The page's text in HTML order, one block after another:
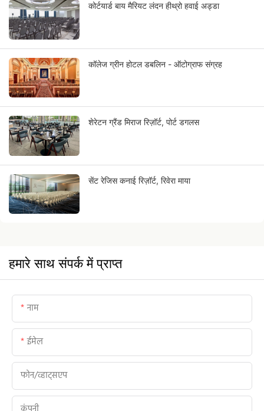
कोर्टयार्ड बाय मैरियट लंदन हीथ्रो हवाई अड्डा
कॉलेज ग्रीन होटल डबलिन - ऑटोग्राफ संग्रह
शेरेटन ग्रैंड मिराज रिज़ॉर्ट, पोर्ट डगलस
सेंट रेजिस कनाई रिज़ॉर्ट, रिवेरा माया
हमारे साथ संपर्क में प्राप्त
नाम
ईमेल
फोन/व्हाट्सएप